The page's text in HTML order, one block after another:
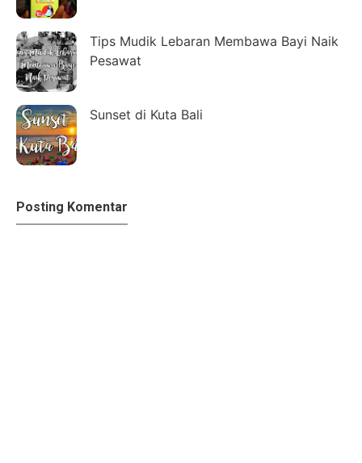
Tips Mudik Lebaran Membawa Bayi Naik
Pesawat
Sunset di Kuta Bali
Posting Komentar